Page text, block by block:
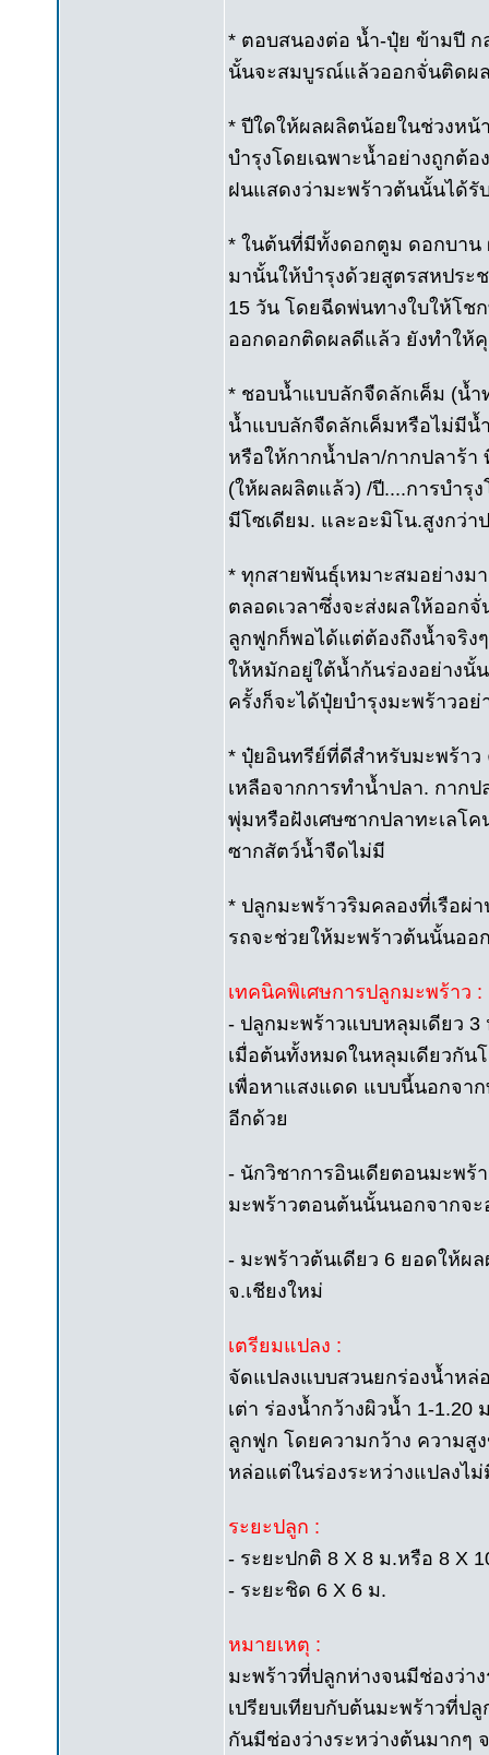
* ตอบสนองต่อ น้ำ-ปุ๋ย ข้ามปี ก
นั้นจะสมบูรณ์แล้วออกจั่นติดผล
* ปีใดให้ผลผลิตน้อยในช่วงห
บำรุงโดยเฉพาะน้ำอย่างถูกต้
ฝนแสดงว่ามะพร้าวต้นนั้นได้รั
* ในต้นที่มีทั้งดอกตูม ดอกบาน
มานั้นให้บำรุงด้วยสูตรสหประ
15 วัน โดยฉีดพ่นทางใบให้โช
ออกดอกติดผลดีแล้ว ยังทำใ
* ชอบน้ำแบบลักจืดลักเค็ม (น้
น้ำแบบลักจืดลักเค็มหรือไม่มีน้
หรือให้กากน้ำปลา/กากปลาร้
(ให้ผลผลิตแล้ว) /ปี....การบำรุ
มีโซเดียม. และอะมิโน.สูงกว่
* ทุกสายพันธุ์เหมาะสมอย่างม
ตลอดเวลาซึ่งจะส่งผลให้ออก
ลูกฟูกก็พอได้แต่ต้องถึงน้ำจริง
ให้หมักอยู่ใต้น้ำก้นร่องอย่างนั้
ครั้งก็จะได้ปุ๋ยบำรุงมะพร้าวอ
* ปุ๋ยอินทรีย์ที่ดีสำหรับมะพร้าว
เหลือจากการทำน้ำปลา. กาก
พุ่มหรือฝังเศษซากปลาทะเลโ
ซากสัตว์น้ำจืดไม่มี
* ปลูกมะพร้าวริมคลองที่เรือผ่
รถจะช่วยให้มะพร้าวต้นนั้นอ
เทคนิคพิเศษการปลูกมะพร้าว :
- ปลูกมะพร้าวแบบหลุมเดียว 3
เมื่อต้นทั้งหมดในหลุมเดียวกัน
เพื่อหาแสงแดด แบบนี้นอกจา
อีกด้วย
- นักวิชาการอินเดียตอนมะพร้
มะพร้าวตอนต้นนั้นนอกจากจะ
- มะพร้าวต้นเดียว 6 ยอดให้
จ.เชียงใหม่
เตรียมแปลง :
จัดแปลงแบบสวนยกร่องน้ำหล่
เต่า ร่องน้ำกว้างผิวน้ำ 1-
ลูกฟูก โดยความกว้าง ความสู
หล่อแต่ในร่องระหว่างแปลงไ
ระยะปลูก :
- ระยะปกติ 8 X 8 ม.หรือ 8 X
- ระยะชิด 6 X 6 ม.
หมายเหตุ :
มะพร้าวที่ปลูกห่างจนมีช่องว่า
เปรียบเทียบกับต้นมะพร้าวที่ป
กันมีช่องว่างระหว่างต้นมากๆ